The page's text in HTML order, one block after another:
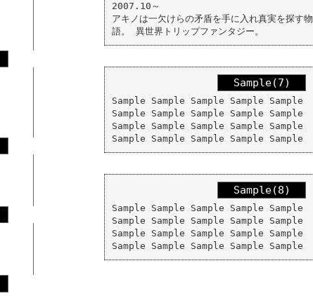
2007.10～
アキノは一欠けらの矛盾を手に入れ真実を探す物
語。 異世界トリップファンタジー。
Sample(7)
Sample Sample Sample Sample Sample
Sample Sample Sample Sample Sample
Sample Sample Sample Sample Sample
Sample Sample Sample Sample Sample
Sample(8)
Sample Sample Sample Sample Sample
Sample Sample Sample Sample Sample
Sample Sample Sample Sample Sample
Sample Sample Sample Sample Sample